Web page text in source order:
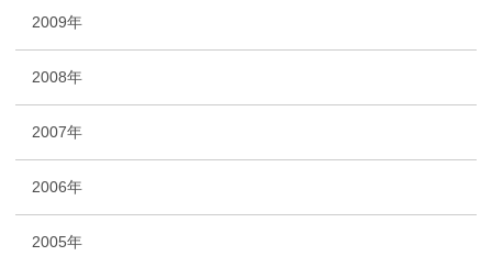
2009年
2008年
2007年
2006年
2005年